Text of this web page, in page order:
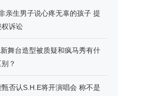
亲生男子说心疼无辜的孩子 提
权诉讼
舞台造型被质疑和疯马秀有什
？
甄否认S.H.E将开演唱会 称不是